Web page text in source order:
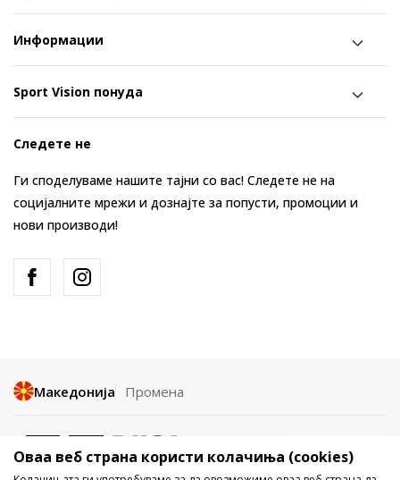
Информации
Sport Vision понуда
Следете не
Ги споделуваме нашите тајни со вас! Следете не на
социјалните мрежи и дознајте за попусти, промоции и
нови производи!
Македонија Промена
Оваа веб страна користи колачиња (cookies)